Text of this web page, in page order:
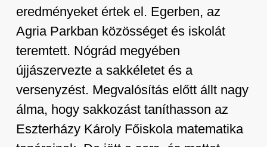
eredményeket értek el. Egerben, az
Agria Parkban közösséget és iskolát
teremtett. Nógrád megyében
újjászervezte a sakkéletet és a
versenyzést. Megvalósítás előtt állt nagy
álma, hogy sakkozást taníthasson az
Eszterházy Károly Főiskola matematika